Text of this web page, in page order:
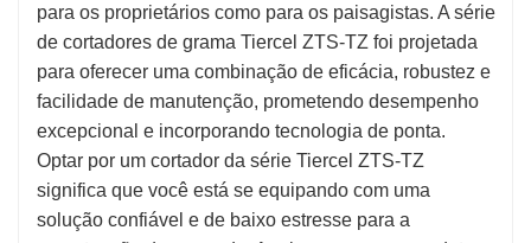
para os proprietários como para os paisagistas. A série
de cortadores de grama Tiercel ZTS-TZ foi projetada
para oferecer uma combinação de eficácia, robustez e
facilidade de manutenção, prometendo desempenho
excepcional e incorporando tecnologia de ponta.
Optar por um cortador da série Tiercel ZTS-TZ
significa que você está se equipando com uma
solução confiável e de baixo estresse para a